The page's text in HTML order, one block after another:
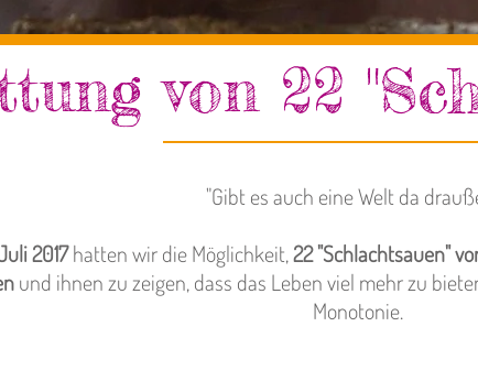
von 22
"Gibt es auch eine Welt da
2017hatten wir die Möglichkeit,22 "Schlachtsauen"
und ihnen zu zeigen, dass das Leben viel mehr zu
Monotonie.